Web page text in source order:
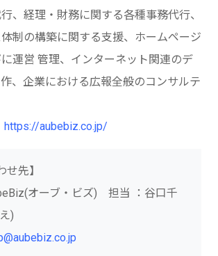
、経理・財務に関する各種事務代行、
制の構築に関する支援、ホームページ
運営 管理、インターネット関連のデ
、企業における広報全般のコンサルテ
https://aubebiz.co.jp/
せ先】
オーブ・ビズ) 担当 ：谷口千
)